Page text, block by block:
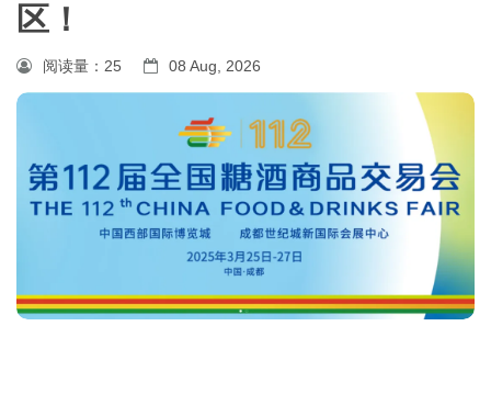
区！
阅读量： 25 08 Aug, 2026